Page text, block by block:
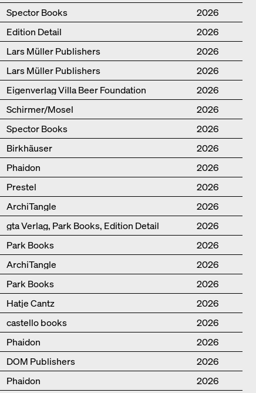
Spector Books
2026
Edition Detail
2026
Lars Müller Publishers
2026
Lars Müller Publishers
2026
Eigenverlag Villa Beer Foundation
2026
Schirmer/Mosel
2026
Spector Books
2026
Birkhäuser
2026
Phaidon
2026
Prestel
2026
ArchiTangle
2026
gta Verlag, Park Books, Edition Detail
2026
Park Books
2026
ArchiTangle
2026
Park Books
2026
Hatje Cantz
2026
castello books
2026
Phaidon
2026
DOM Publishers
2026
Phaidon
2026